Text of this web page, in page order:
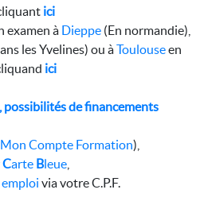
ici
examen à Dieppe (En normandie),
les Yvelines) ou àToulouseen
ici
possibilités de financements
Mon Compte Formation),
Carte Bleue
emploi via votre C.P.F.